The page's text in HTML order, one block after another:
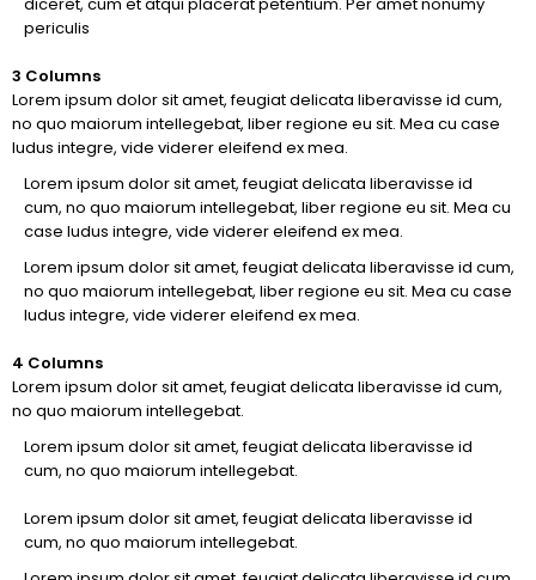
periculis
3 Columns
Lorem ipsum dolor sit amet, feugiat delicata liberavisse id cum,
no quo maiorum intellegebat, liber regione eu sit. Mea cu case
ludus integre, vide viderer eleifend ex mea.
Lorem ipsum dolor sit amet, feugiat delicata liberavisse id
cum, no quo maiorum intellegebat, liber regione eu sit. Mea cu
case ludus integre, vide viderer eleifend ex mea.
Lorem ipsum dolor sit amet, feugiat delicata liberavisse id cum,
no quo maiorum intellegebat, liber regione eu sit. Mea cu case
ludus integre, vide viderer eleifend ex mea.
4 Columns
Lorem ipsum dolor sit amet, feugiat delicata liberavisse id cum,
no quo maiorum intellegebat.
Lorem ipsum dolor sit amet, feugiat delicata liberavisse id
cum, no quo maiorum intellegebat.
Lorem ipsum dolor sit amet, feugiat delicata liberavisse id
cum, no quo maiorum intellegebat.